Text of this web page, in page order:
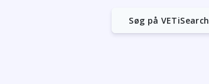
Søg på VETiSearch